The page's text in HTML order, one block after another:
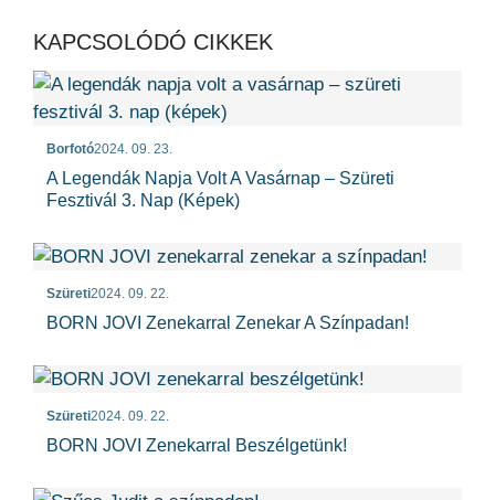
KAPCSOLÓDÓ CIKKEK
Borfotó2024. 09. 23.
A Legendák Napja Volt A Vasárnap – Szüreti
Fesztivál 3. Nap (képek)
Szüreti2024. 09. 22.
BORN JOVI Zenekarral Zenekar A Színpadan!
Szüreti2024. 09. 22.
BORN JOVI Zenekarral Beszélgetünk!